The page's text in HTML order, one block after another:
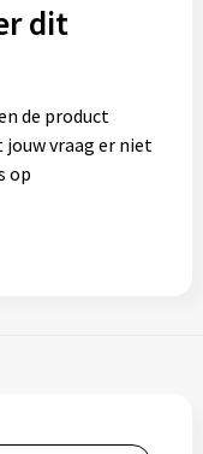
dit
de product
vraag er niet
op